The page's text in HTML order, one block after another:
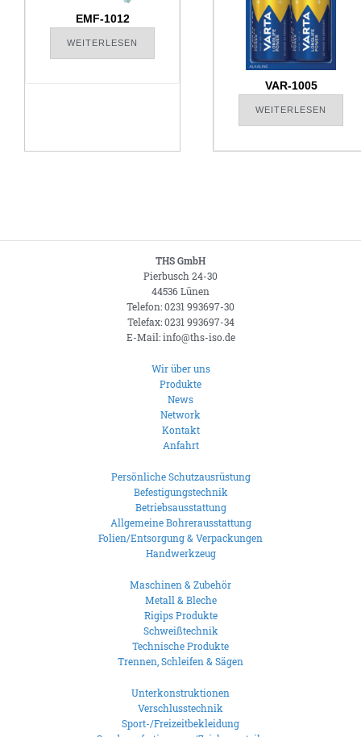
EMF-1012
WEITERLESEN
VAR-1005
WEITERLESEN
THS GmbH
Pierbusch 24-30
44536 Lünen
Telefon: 0231 993697-30
Telefax: 0231 993697-34
E-Mail: info@ths-iso.de
Wir über uns
Produkte
News
Network
Kontakt
Anfahrt
Persönliche Schutzausrüstung
Befestigungstechnik
Betriebsausstattung
Allgemeine Bohrerausstattung
Folien/Entsorgung & Verpackungen
Handwerkzeug
Maschinen & Zubehör
Metall & Bleche
Rigips Produkte
Schweißtechnik
Technische Produkte
Trennen, Schleifen & Sägen
Unterkonstruktionen
Verschlusstechnik
Sport-/Freizeitbekleidung